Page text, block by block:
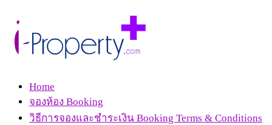
Home
จองห้อง Booking
วิธีการจองและชำระเงิน Booking Terms & Conditions